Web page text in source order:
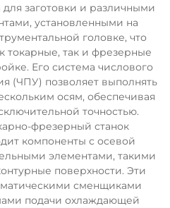
заготовки и различными
установленными на
головке, что
токарные, так и фрезерные
Его система числового
(ЧПУ) позволяет выполнять
осям, обеспечивая
точностью.
фрезерный станок
компоненты с осевой
элементами, такими
поверхности. Эти
сменщиками
подачи охлаждающей